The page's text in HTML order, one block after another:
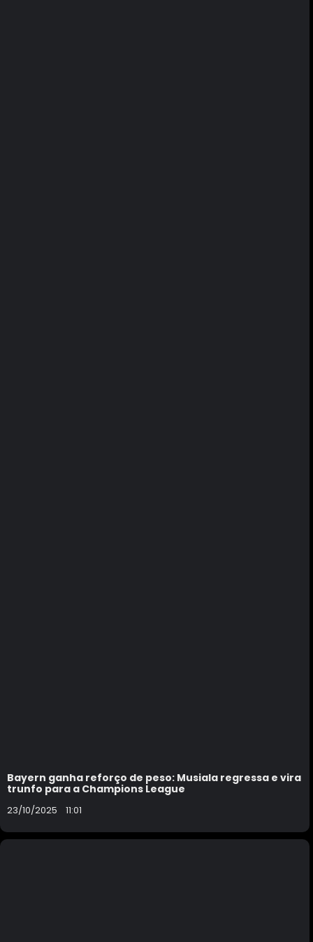
Bayern ganha reforço de peso: Musiala regressa e vira
trunfo para a Champions League
23/10/2025 11:01